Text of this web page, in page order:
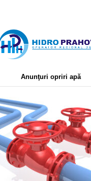
Anunţuri opriri apă